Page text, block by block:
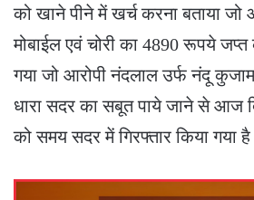
को खाने पीने में खर्च करना बताया
मोबाईल एवं चोरी का 4890 रूपये
गया जो आरोपी नंदलाल उर्फ नंदू
धारा सदर का सबूत पाये जाने से आज
को समय सदर में गिरफ्तार किया गया